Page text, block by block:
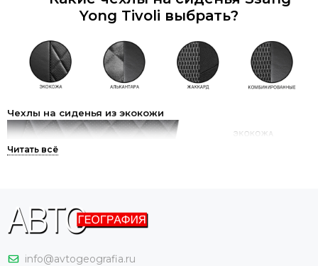
Yong Tivoli выбрать?
Чехлы на сиденья из экокожи
даже обладает рядом преимуществ. Экокожа быстрее
нагревается и быстрее остывает, поэтому зимой на ней не
содержать в чистоте. Достаточно просто пройтись по ним
info@avtogeografia.ru